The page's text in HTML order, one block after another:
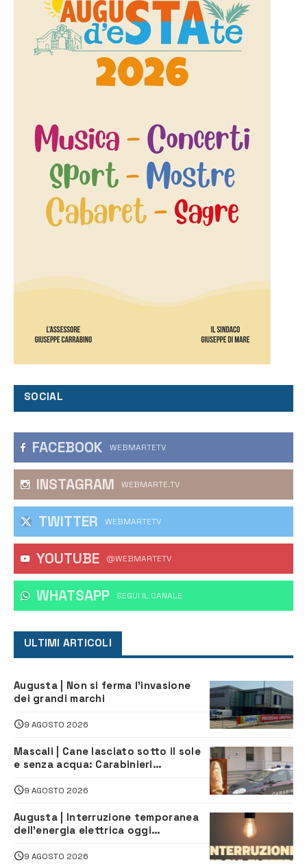
SOCIAL
FACEBOOK WEBMARTETV
INSTAGRAM WEBMARTE.TV
TWITTER WEBMARTETV
YOUTUBE @WEBMARTETV
WHATSAPP ‎SEGUI IL CANALE
ULTIMI ARTICOLI
Augusta | Non si ferma l’invasione
dei grandi marchi
9 AGOSTO 2026
Mascali | Cane lasciato sotto il sole
e senza acqua: Carabinieri
9 AGOSTO 2026
Augusta | Interruzione temporanea
dell’energia elettrica oggi
lavori
9 AGOSTO 2026